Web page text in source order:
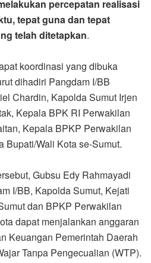
percepatan realisasi
tepat guna dan tepat
telah ditetapkan.
koordinasi yang dibuka
dihadiri Pangdam I/BB
Chardin, Kapolda Sumut Irjen
Kepala BPK RI Perwakilan
Kepala BPKP Perwakilan
Bupati/Wali Kota se-Sumut.
Gubsu Edy Rahmayadi
I/BB, Kapolda Sumut, Kejati
dan BPKP Perwakilan
dapat menjalankan anggaran
Keuangan Pemerintah Daerah
Tanpa Pengecualian (WTP).